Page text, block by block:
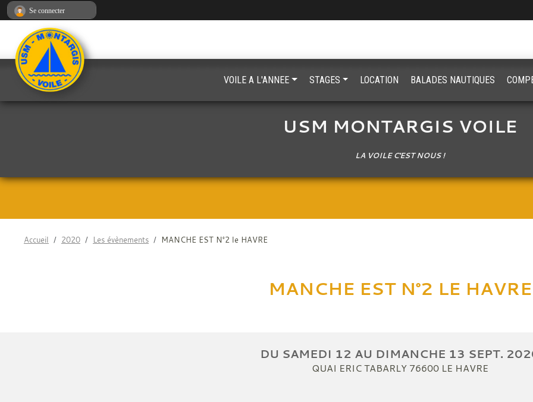
USM MONTARGIS VOILE
LA VOILE C'EST NOUS !
Accueil 2020 Les évènements MANCHE EST N°2 le HAVRE
MANCHE EST N°2 LE HAVRE
DU SAMEDI 12 AU DIMANCHE 13 SEPT.
QUAI ERIC TABARLY 76600 LE HAVRE
VOILE A L'ANNEE STAGES LOCATION BALADES NAUTIQUES
Se connecter
Panneau de gestion des cookies